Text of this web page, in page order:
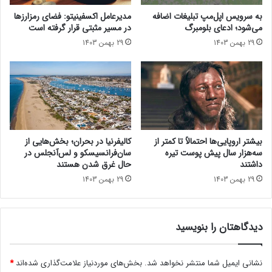
م
و
ب
ا
ی
ل
د
ب
ا
ا
ی
ن
ه
ش
م
ن
و
ع
،
ن
ل
به سرویس اپل‌مپ تبلیغات اضافه
می‌شود؛ ادعای بلومبرگ
29 بهمن 1403
مدیرعامل اکسفینیتو:‌ فضای رمزارزها
در مسیر مثبتی قرار گرفته است
29 بهمن 1403
بیشتر اروپایی‌ها احتمالاً تا کمتر از
سه‌هزار سال پیش پوست تیره
داشتند
29 بهمن 1403
کالیفرنیا در بحران؛ بخش‌هایی از
سان‌فرانسیسکو و لس‌آنجلس در
حال غرق شدن هستند
29 بهمن 1403
دیدگاهتان را بنویسید
نشانی ایمیل شما منتشر نخواهد شد. بخش‌های موردنیاز علامت‌گذاری شده‌اند*